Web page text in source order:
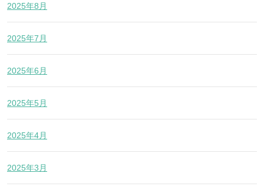
2025年8月
2025年7月
2025年6月
2025年5月
2025年4月
2025年3月